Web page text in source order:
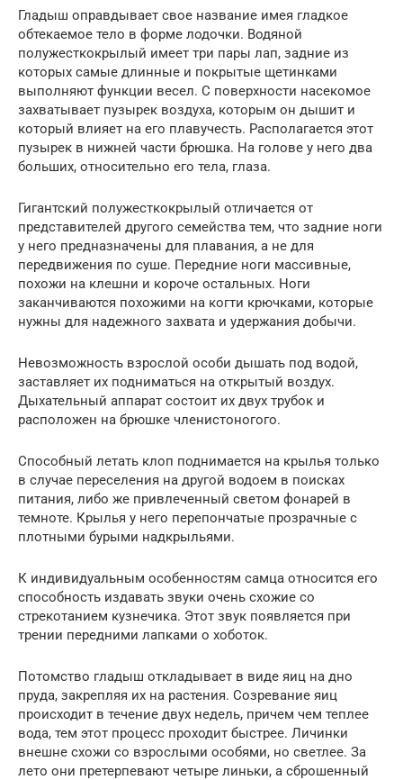
Гладыш оправдывает свое название имея гладкое
обтекаемое тело в форме лодочки. Водяной
полужесткокрылый имеет три пары лап, задние из
которых самые длинные и покрытые щетинками
выполняют функции весел. С поверхности насекомое
захватывает пузырек воздуха, которым он дышит и
который влияет на его плавучесть. Располагается этот
пузырек в нижней части брюшка. На голове у него два
больших, относительно его тела, глаза.
Гигантский полужесткокрылый отличается от
представителей другого семейства тем, что задние ноги
у него предназначены для плавания, а не для
передвижения по суше. Передние ноги массивные,
похожи на клешни и короче остальных. Ноги
заканчиваются похожими на когти крючками, которые
нужны для надежного захвата и удержания добычи.
Невозможность взрослой особи дышать под водой,
заставляет их подниматься на открытый воздух.
Дыхательный аппарат состоит их двух трубок и
расположен на брюшке членистоногого.
Способный летать клоп поднимается на крылья только
в случае переселения на другой водоем в поисках
питания, либо же привлеченный светом фонарей в
темноте. Крылья у него перепончатые прозрачные с
плотными бурыми надкрыльями.
К индивидуальным особенностям самца относится его
способность издавать звуки очень схожие со
стрекотанием кузнечика. Этот звук появляется при
трении передними лапками о хоботок.
Потомство гладыш откладывает в виде яиц на дно
пруда, закрепляя их на растения. Созревание яиц
происходит в течение двух недель, причем чем теплее
вода, тем этот процесс проходит быстрее. Личинки
внешне схожи со взрослыми особями, но светлее. За
лето они претерпевают четыре линьки, а сброшенный